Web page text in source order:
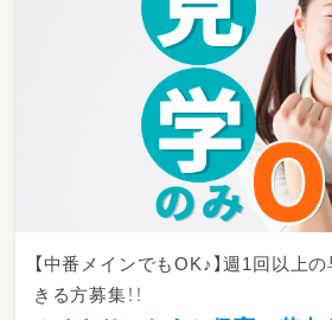
【中番メインでもOK♪】週1回以上
きる方募集！！